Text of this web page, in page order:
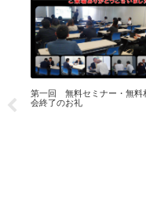
第一回 無料セミナー・無料
会終了のお礼